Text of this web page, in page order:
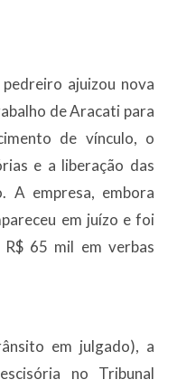
ajuizou nova
de Aracati para
de vínculo, o
e a liberação das
A empresa, embora
em juízo e foi
65 mil em verbas
em julgado), a
no Tribunal